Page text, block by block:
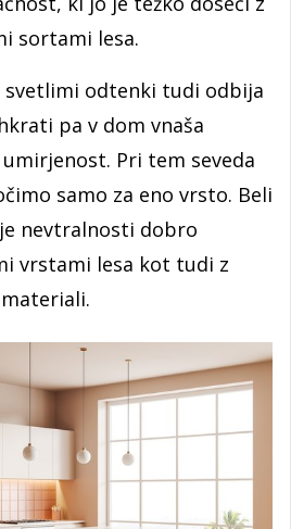
sortami lesa.
svetlimi odtenki tudi odbija
pa v dom vnaša
Pri tem seveda
samo za eno vrsto. Beli
nevtralnosti dobro
vrstami lesa kot tudi z